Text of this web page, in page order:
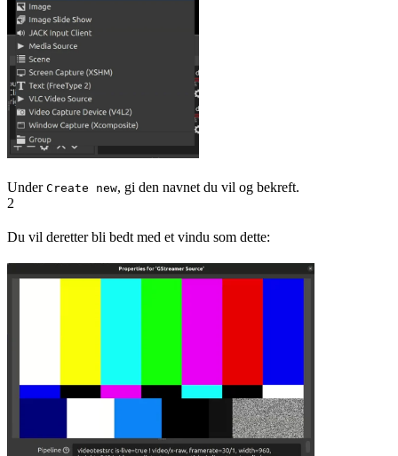
Under Create new, gi den navnet du vil og bekreft.
2
Du vil deretter bli bedt med et vindu som dette: